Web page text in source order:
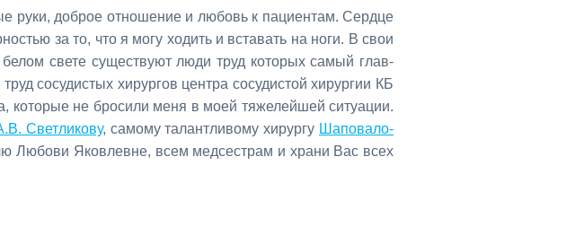
ру­ки, доб­рое от­но­ше­ние и лю­бовь к па­ци­ен­там. Серд­це
за то, что я мо­гу хо­дить и вста­вать на но­ги. В свои
све­те су­ще­ству­ют лю­ди труд ко­то­рых са­мый глав­
со­су­ди­стых хи­рур­гов цен­тра со­су­ди­стой хи­рур­гии КБ
ко­то­рые не бро­си­ли ме­ня в мо­ей тя­же­лей­шей си­ту­а­ции.
Свет­ли­ко­ву, са­мо­му та­лант­ли­во­му хи­рур­гу Ша­по­ва­ло­
Лю­бо­ви Яко­влевне, всем мед­сест­рам и хра­ни Вас всех